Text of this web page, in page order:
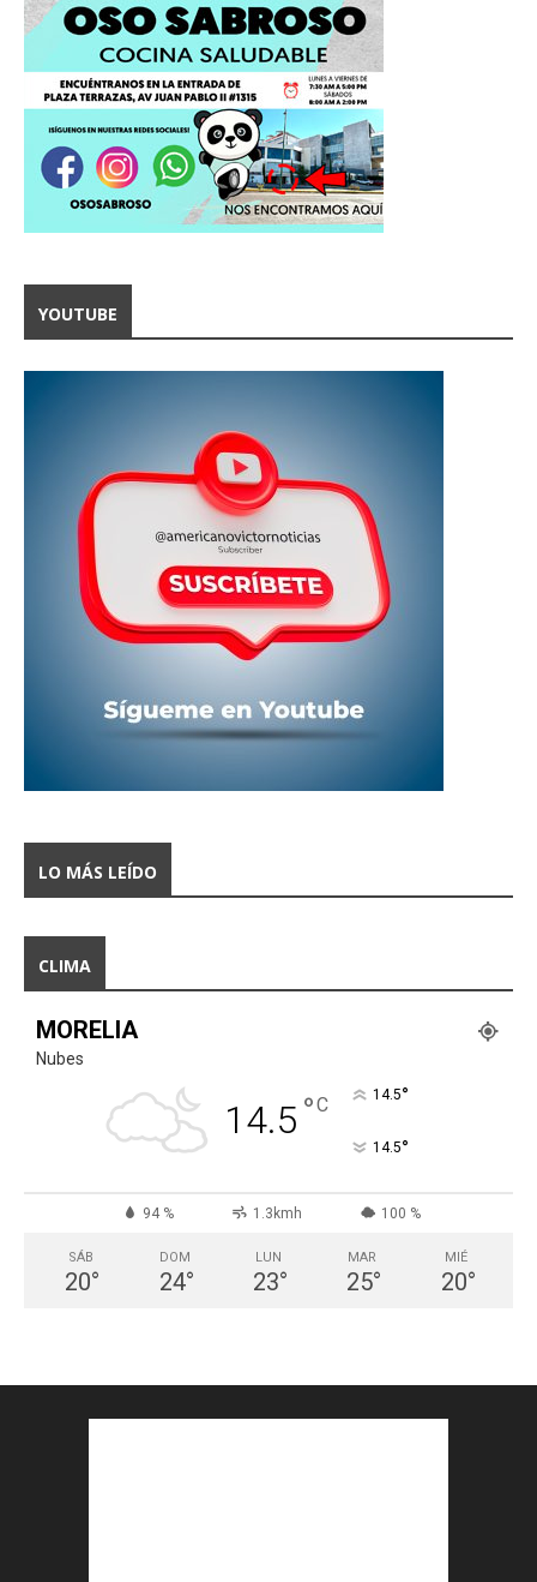
YOUTUBE
LO MÁS LEÍDO
CLIMA
MORELIA
Nubes
14.5 °C 14.5°
14.5°
94 % 1.3kmh 100 %
SÁB
20°
DOM
24°
LUN
23°
MAR
25°
MIÉ
20°